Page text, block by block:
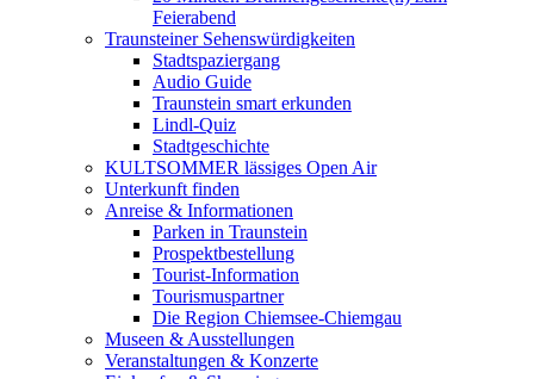
Feierabend
Traunsteiner Sehenswürdigkeiten
Stadtspaziergang
Audio Guide
Traunstein smart erkunden
Lindl-Quiz
Stadtgeschichte
KULTSOMMER lässiges Open Air
Unterkunft finden
Anreise & Informationen
Parken in Traunstein
Prospektbestellung
Tourist-Information
Tourismuspartner
Die Region Chiemsee-Chiemgau
Museen & Ausstellungen
Veranstaltungen & Konzerte